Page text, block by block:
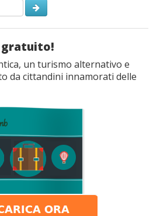
gratuito!
un turismo alternativo e
da cittandini innamorati delle